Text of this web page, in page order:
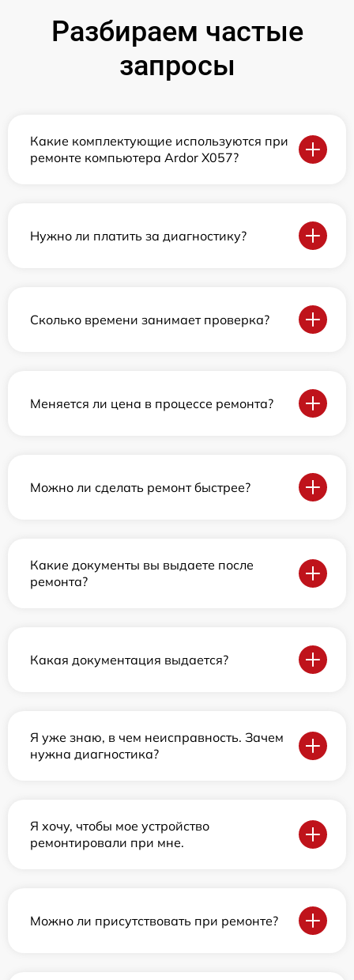
Разбираем частые
запросы
Какие комплектующие используются при
ремонте компьютера Ardor X057?
Нужно ли платить за диагностику?
Сколько времени занимает проверка?
Меняется ли цена в процессе ремонта?
Можно ли сделать ремонт быстрее?
Какие документы вы выдаете после
ремонта?
Какая документация выдается?
Я уже знаю, в чем неисправность. Зачем
нужна диагностика?
Я хочу, чтобы мое устройство
ремонтировали при мне.
Можно ли присутствовать при ремонте?